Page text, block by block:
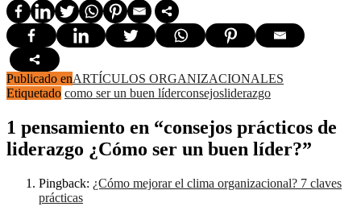
Publicado enARTÍCULOS ORGANIZACIONALES
Etiquetado como ser un buen líderconsejosliderazgo
1 pensamiento en “consejos prácticos de
liderazgo ¿Cómo ser un buen líder?”
Pingback: ¿Cómo mejorar el clima organizacional? 7 claves
prácticas